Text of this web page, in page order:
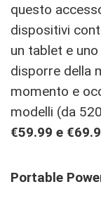
questo
dispositivi
un tablet e
disporre della
momento e
modelli (da
€59.99 e
Portable